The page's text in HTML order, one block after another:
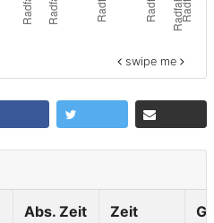
swipe me
Abs. Zeit Zeit